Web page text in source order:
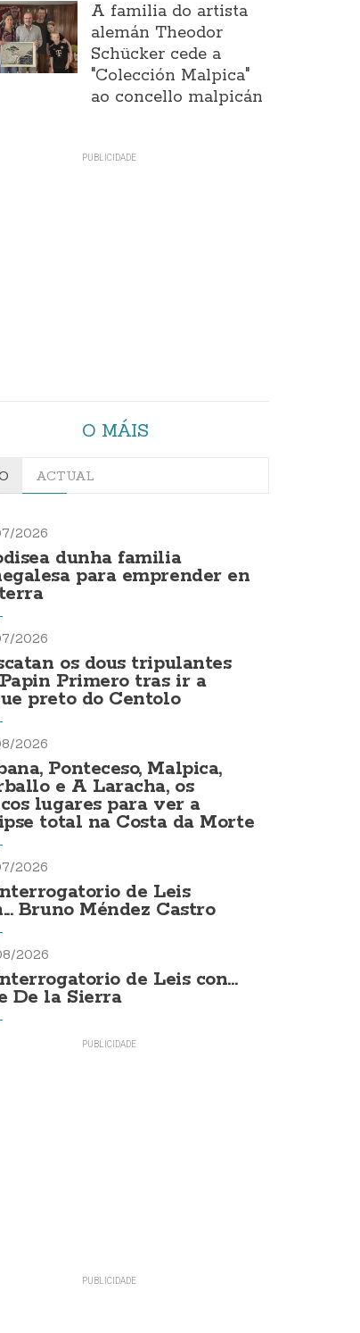
A familia do artista
alemán Theodor
Schücker cede a
"Colección Malpica"
ao concello malpicán
O MÁIS
ACTUAL
2026
dunha familia
para emprender en
2026
os dous tripulantes
Primero tras ir a
preto do Centolo
2026
Ponteceso, Malpica,
e A Laracha, os
lugares para ver a
total na Costa da Morte
2026
de Leis
Bruno Méndez Castro
2026
de Leis con...
De la Sierra